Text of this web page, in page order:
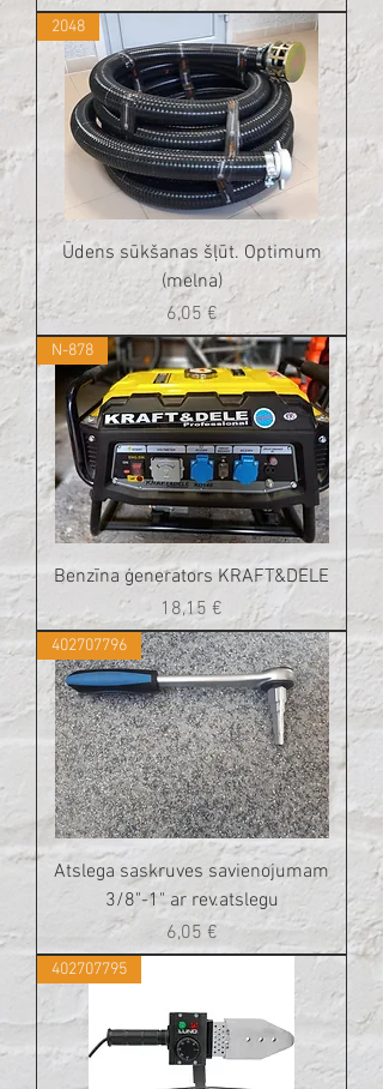
2048
Ūdens sūkšanas šļūt. Optimum
(melna)
Cena
6,05 €
N-878
Benzīna ģenerators KRAFT&DELE
Cena
18,15 €
402707796
Atslega saskruves savienojumam
3/8"-1" ar rev.atslegu
Cena
6,05 €
402707795